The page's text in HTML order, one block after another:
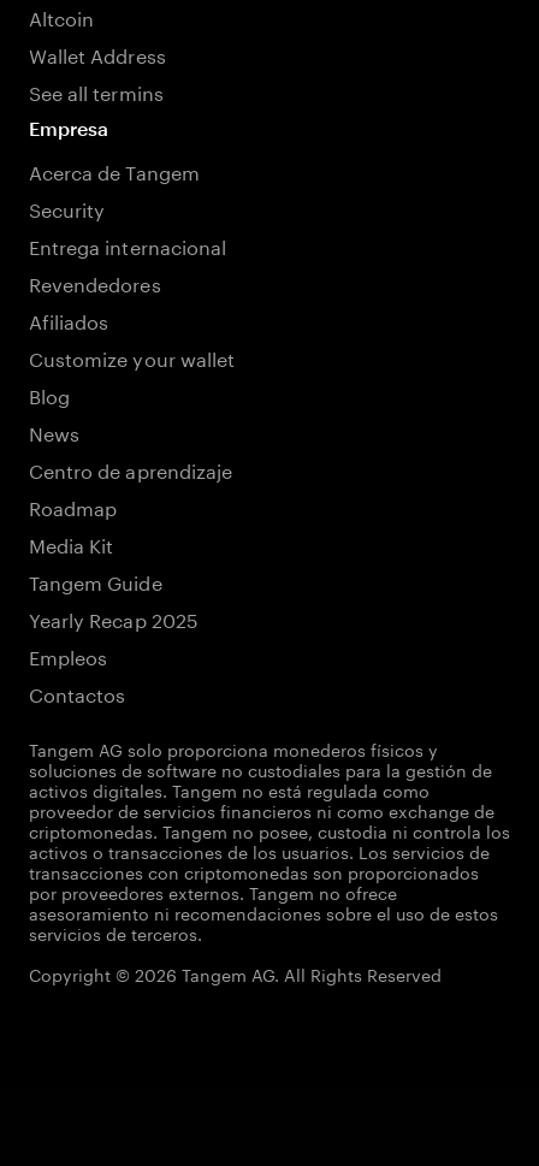
Altcoin
Wallet Address
See all termins
Empresa
Acerca de Tangem
Security
Entrega internacional
Revendedores
Afiliados
Customize your wallet
Blog
News
Centro de aprendizaje
Roadmap
Media Kit
Tangem Guide
Yearly Recap 2025
Empleos
Contactos
Tangem AG solo proporciona monederos físicos y
soluciones de software no custodiales para la gestión de
activos digitales. Tangem no está regulada como
proveedor de servicios financieros ni como exchange de
criptomonedas. Tangem no posee, custodia ni controla los
activos o transacciones de los usuarios. Los servicios de
transacciones con criptomonedas son proporcionados
por proveedores externos. Tangem no ofrece
asesoramiento ni recomendaciones sobre el uso de estos
servicios de terceros.